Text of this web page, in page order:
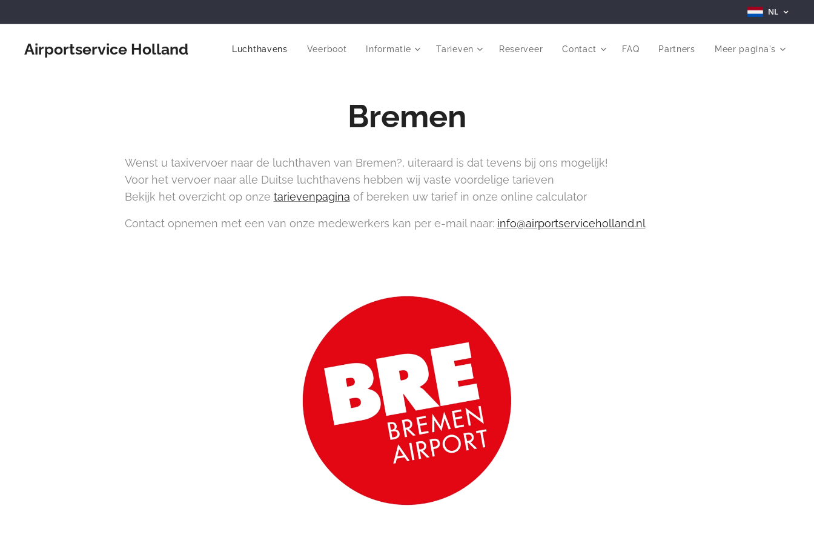
NL
Airportservice Holland Luchthavens Veerboot Informatie Tarieven Reserveer Contact FAQ Partners Meer pagina's
Bremen
Wenst u taxivervoer naar de luchthaven van Bremen?, uiteraard is dat tevens bij ons mogelijk!
Voor het vervoer naar alle Duitse luchthavens hebben wij vaste voordelige tarieven
Bekijk het overzicht op onze tarievenpagina of bereken uw tarief in onze online calculator
Contact opnemen met een van onze medewerkers kan per e-mail naar: info@airportserviceholland.nl